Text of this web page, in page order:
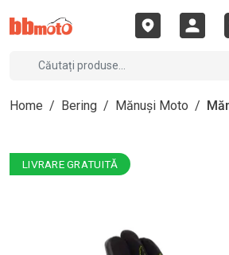
Home / Bering / Mănuși Moto /
LIVRARE GRATUITĂ